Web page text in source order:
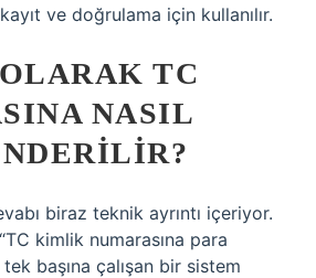
ve doğrulama için kullanılır.
TC
NASIL
biraz teknik ayrıntı içeriyor.
kimlik numarasına para
başına çalışan bir sistem